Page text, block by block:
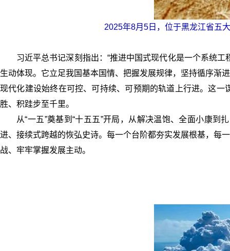
2025年8月5日，位于黑龙江省五
习近平总书记深刻指出：“推进中国式现代化是一个系统
生动体现。它立足我国基本国情、把握发展规律，坚持循序渐
现代化建设始终在可控、可持续、可预期的轨道上行进。这
胜、积跬步至千里。
从“一五”奠基到“十五五”开局，从解决温饱、全面小康
进、接续式跨越的恢弘史诗。每一个台阶都夯实发展根基，每
战、牢牢掌握发展主动。